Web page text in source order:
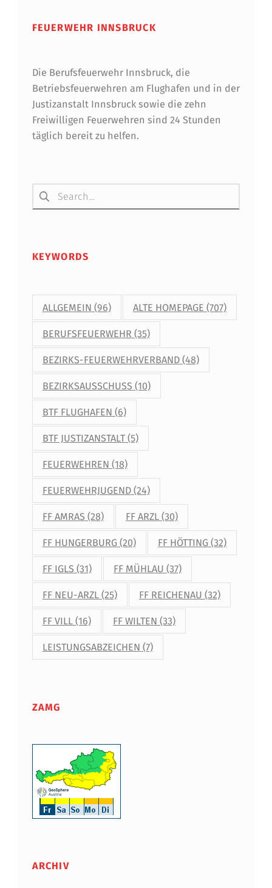
FEUERWEHR INNSBRUCK
Die Berufsfeuerwehr Innsbruck, die
Betriebsfeuerwehren am Flughafen und in der
Justizanstalt Innsbruck sowie die zehn
Freiwilligen Feuerwehren sind 24 Stunden
täglich bereit zu helfen.
Suchen nach:
KEYWORDS
ALLGEMEIN (96) ALTE HOMEPAGE (707)
BERUFSFEUERWEHR (35)
BEZIRKS-FEUERWEHRVERBAND(48)
BEZIRKSAUSSCHUSS (10)
BTF FLUGHAFEN (6)
BTF JUSTIZANSTALT(5)
FEUERWEHREN (18)
FEUERWEHRJUGEND(24)
FF AMRAS (28) FF ARZL (30)
FF HUNGERBURG(20) FF HÖTTING (32)
FF IGLS (31) FF MÜHLAU (37)
FF NEU-ARZL(25) FF REICHENAU (32)
FF VILL(16) FF WILTEN (33)
LEISTUNGSABZEICHEN (7)
ZAMG
ARCHIV